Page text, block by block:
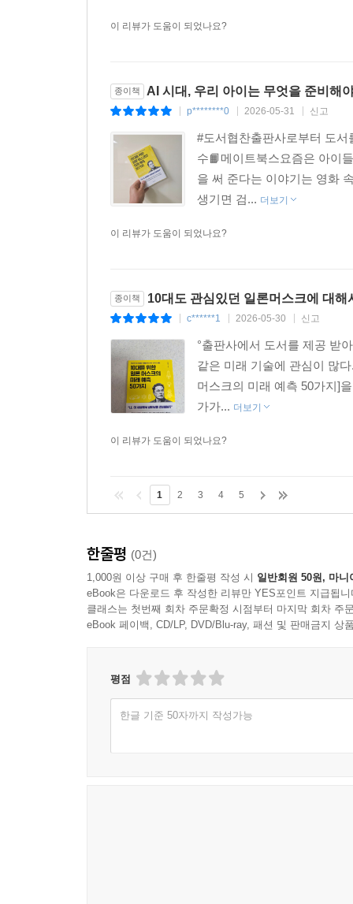
이 리뷰가 도움이 되었나요?
종이책 AI 시대, 우리 아이는 무엇을 준비해
p********0 2026-05-31 신고
#도서협찬출판사로부터 도
수📙메이트북스요즘은 아이
을 써 준다는 이야기는 영화
생기면 검... 더보기
이 리뷰가 도움이 되었나요?
종이책 10대도 관심있던 일론머스크에 대해
c******1 2026-05-30 신고
°출판사에서 도서를 제공 받
같은 미래 기술에 관심이 많
머스크의 미래 예측 50가지]
가가... 더보기
이 리뷰가 도움이 되었나요?
1 2 3 4 5
한줄평 (0건)
1,000원 이상 구매 후 한줄평 작성 시 일반회원 50원, 마니
eBook은 다운로드 후 작성한 리뷰만 YES포인트 지급됩니
클래스는 첫번째 회차 주문확정 시점부터 마지막 회차 주
eBook 페이백, CD/LP, DVD/Blu-ray, 패션 및 판매금지 상
평점
한글 기준 50자까지 작성가능